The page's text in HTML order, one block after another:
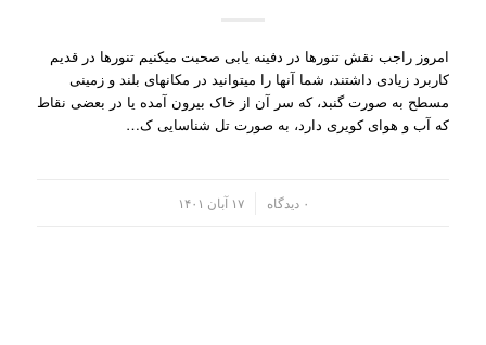
امروز راجب نقش تنورها در دفینه یابی صحبت میکنیم تنورها در قدیم
کاربرد زیادی داشتند، شما آنها را میتوانید در مکانهای بلند و زمینی
مسطح به صورت گنبد، که سر آن از خاک بیرون آمده یا در بعضی نقاط
که آب و هوای کویری دارد، به صورت تل شناسایی ک…
۰ دیدگاه ۱۷ آبان ۱۴۰۱